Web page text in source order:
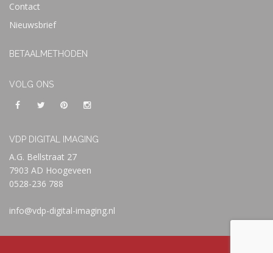
Contact
Nieuwsbrief
BETAALMETHODEN
VOLG ONS
VDP DIGITAL IMAGING
A.G. Bellstraat 27
7903 AD Hoogeveen
0528-236 788
info@vdp-digital-imaging.nl